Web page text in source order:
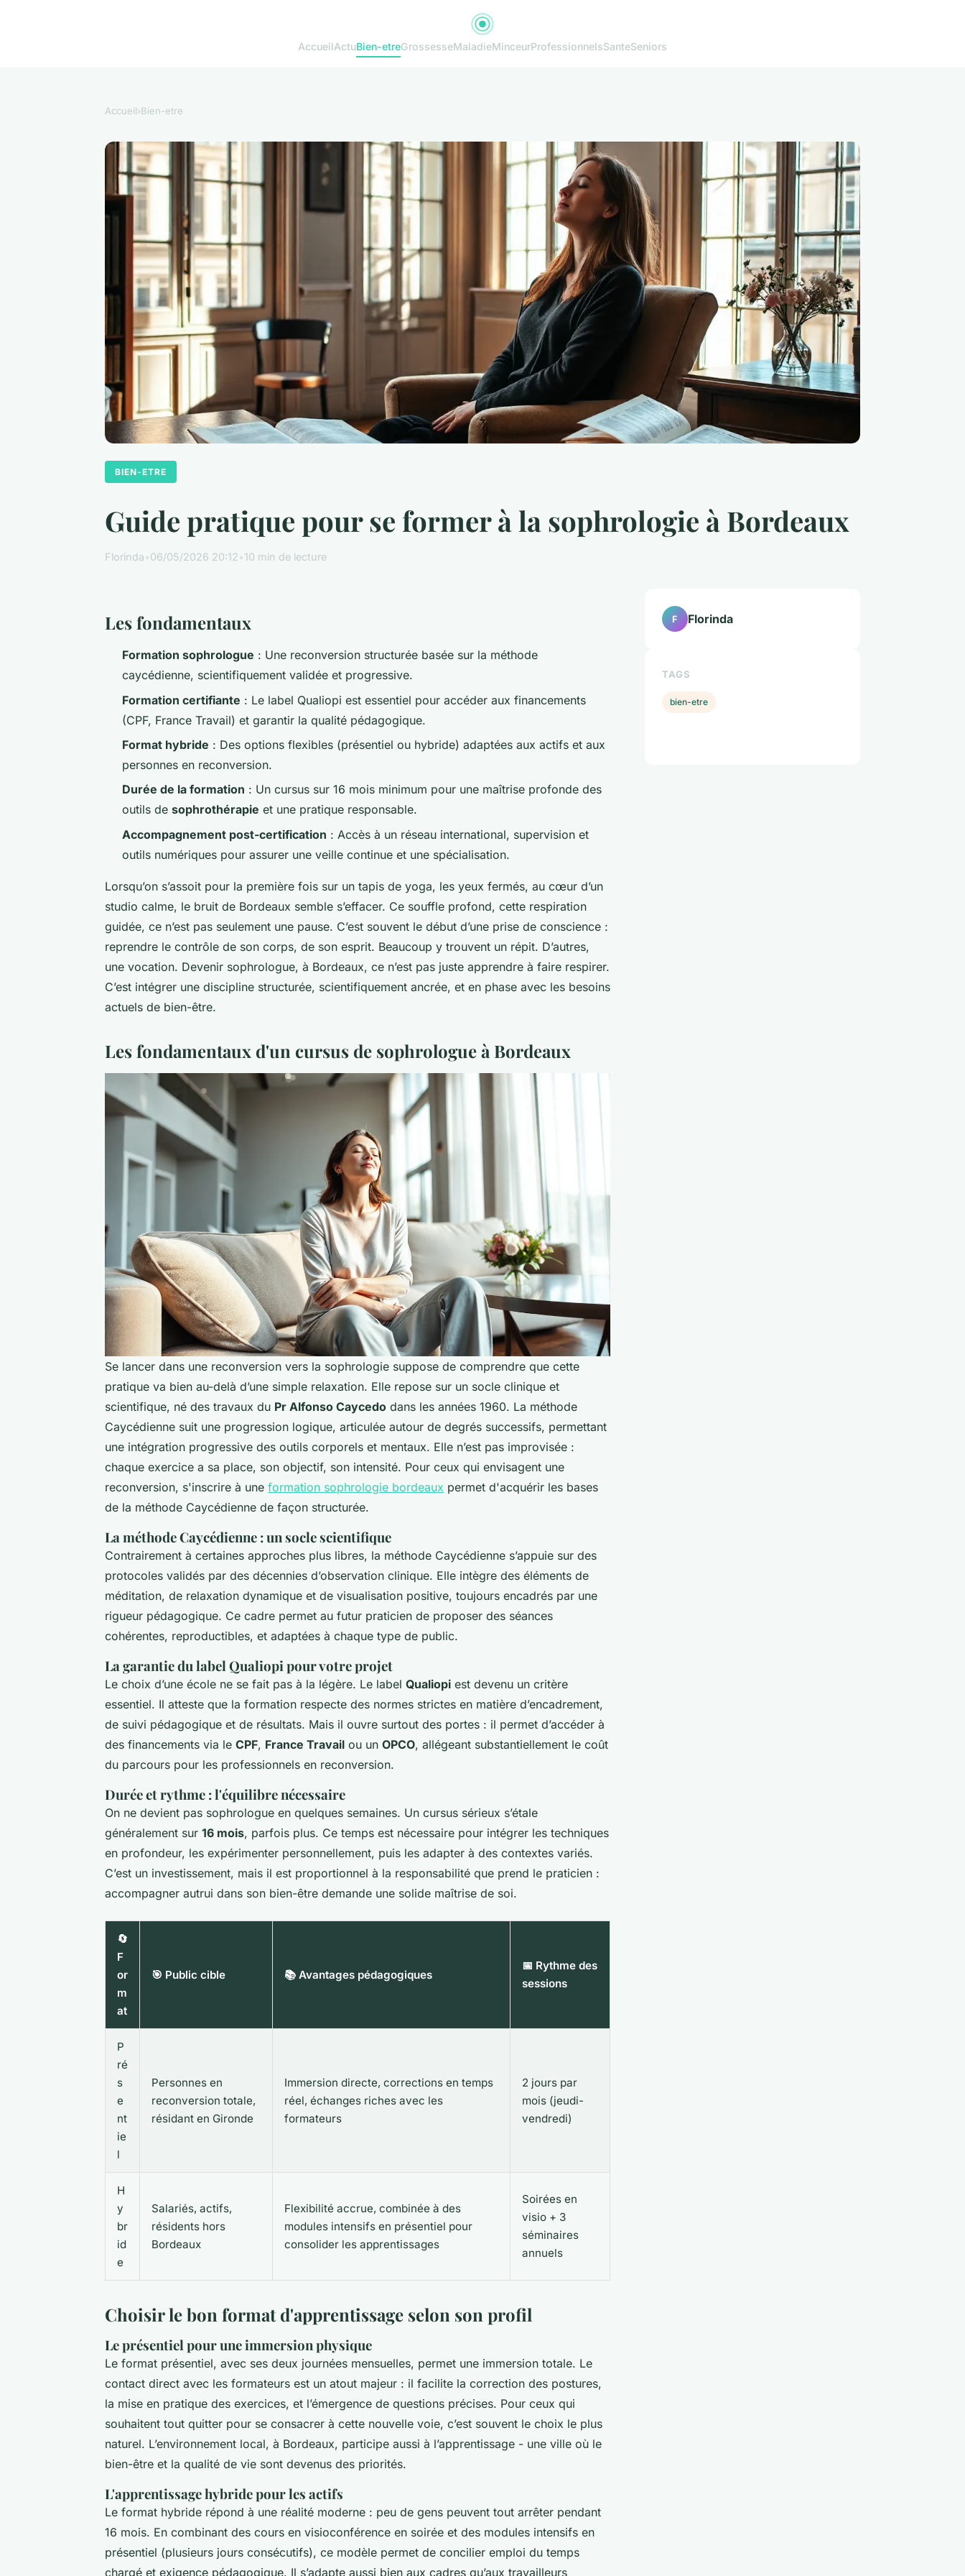
AccueilActuBien-etreGrossesseMaladieMinceurProfessionnelsSanteSeniors
Accueil›Bien-etre
BIEN-ETRE
Guide pratique pour se former à la sophrologie à Bordeaux
Florinda•06/05/2026 20:12•10 min de lecture
Les fondamentaux
Formation sophrologue : Une reconversion structurée basée sur la méthode
caycédienne, scientifiquement validée et progressive.
Formation certifiante : Le label Qualiopi est essentiel pour accéder aux financements
(CPF, France Travail) et garantir la qualité pédagogique.
Format hybride : Des options flexibles (présentiel ou hybride) adaptées aux actifs et aux
personnes en reconversion.
Durée de la formation : Un cursus sur 16 mois minimum pour une maîtrise profonde des
outils de sophrothérapie et une pratique responsable.
Accompagnement post-certification : Accès à un réseau international, supervision et
outils numériques pour assurer une veille continue et une spécialisation.
Lorsqu’on s’assoit pour la première fois sur un tapis de yoga, les yeux fermés, au cœur d’un
studio calme, le bruit de Bordeaux semble s’effacer. Ce souffle profond, cette respiration
guidée, ce n’est pas seulement une pause. C’est souvent le début d’une prise de conscience :
reprendre le contrôle de son corps, de son esprit. Beaucoup y trouvent un répit. D’autres,
une vocation. Devenir sophrologue, à Bordeaux, ce n’est pas juste apprendre à faire respirer.
C’est intégrer une discipline structurée, scientifiquement ancrée, et en phase avec les besoins
actuels de bien-être.
Les fondamentaux d'un cursus de sophrologue à Bordeaux
Se lancer dans une reconversion vers la sophrologie suppose de comprendre que cette
pratique va bien au-delà d’une simple relaxation. Elle repose sur un socle clinique et
scientifique, né des travaux du Pr Alfonso Caycedo dans les années 1960. La méthode
Caycédienne suit une progression logique, articulée autour de degrés successifs, permettant
une intégration progressive des outils corporels et mentaux. Elle n’est pas improvisée :
chaque exercice a sa place, son objectif, son intensité. Pour ceux qui envisagent une
reconversion, s'inscrire à une formation sophrologie bordeaux permet d'acquérir les bases
de la méthode Caycédienne de façon structurée.
La méthode Caycédienne : un socle scientifique
Contrairement à certaines approches plus libres, la méthode Caycédienne s’appuie sur des
protocoles validés par des décennies d’observation clinique. Elle intègre des éléments de
méditation, de relaxation dynamique et de visualisation positive, toujours encadrés par une
rigueur pédagogique. Ce cadre permet au futur praticien de proposer des séances
cohérentes, reproductibles, et adaptées à chaque type de public.
La garantie du label Qualiopi pour votre projet
Le choix d’une école ne se fait pas à la légère. Le label Qualiopi est devenu un critère
essentiel. Il atteste que la formation respecte des normes strictes en matière d’encadrement,
de suivi pédagogique et de résultats. Mais il ouvre surtout des portes : il permet d’accéder à
des financements via le CPF, France Travail ou un OPCO, allégeant substantiellement le coût
du parcours pour les professionnels en reconversion.
Durée et rythme : l'équilibre nécessaire
On ne devient pas sophrologue en quelques semaines. Un cursus sérieux s’étale
généralement sur 16 mois, parfois plus. Ce temps est nécessaire pour intégrer les techniques
en profondeur, les expérimenter personnellement, puis les adapter à des contextes variés.
C’est un investissement, mais il est proportionnel à la responsabilité que prend le praticien :
accompagner autrui dans son bien-être demande une solide maîtrise de soi.
🔄
F
or
m
at
🎯 Public cible 📚 Avantages pédagogiques
📅 Rythme des
sessions
P
ré
s
e
nt
ie
l
Personnes en
reconversion totale,
résidant en Gironde
Immersion directe, corrections en temps
réel, échanges riches avec les
formateurs
2 jours par
mois (jeudi-
vendredi)
H
y
br
id
e
Salariés, actifs,
résidents hors
Bordeaux
Flexibilité accrue, combinée à des
modules intensifs en présentiel pour
consolider les apprentissages
Soirées en
visio + 3
séminaires
annuels
Choisir le bon format d'apprentissage selon son profil
Le présentiel pour une immersion physique
Le format présentiel, avec ses deux journées mensuelles, permet une immersion totale. Le
contact direct avec les formateurs est un atout majeur : il facilite la correction des postures,
la mise en pratique des exercices, et l’émergence de questions précises. Pour ceux qui
souhaitent tout quitter pour se consacrer à cette nouvelle voie, c’est souvent le choix le plus
naturel. L’environnement local, à Bordeaux, participe aussi à l’apprentissage - une ville où le
bien-être et la qualité de vie sont devenus des priorités.
L'apprentissage hybride pour les actifs
Le format hybride répond à une réalité moderne : peu de gens peuvent tout arrêter pendant
16 mois. En combinant des cours en visioconférence en soirée et des modules intensifs en
présentiel (plusieurs jours consécutifs), ce modèle permet de concilier emploi du temps
chargé et exigence pédagogique. Il s’adapte aussi bien aux cadres qu’aux travailleurs
F Florinda
TAGS
bien-etre